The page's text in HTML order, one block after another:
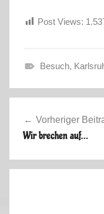
Post Views:
o
e
r
Besuch,
Vorheriger
Wir brechen auf…